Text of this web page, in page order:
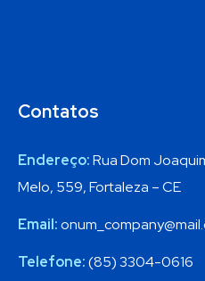
Contatos
Endereço:Rua Dom
Melo, 559, Fortaleza – CE
Email:
Telefone:(85) 3304-0616